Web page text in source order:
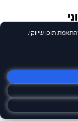
תוכן שיווקי.